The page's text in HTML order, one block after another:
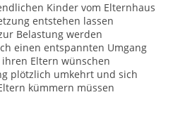
Kinder vom Elternhaus
entstehen lassen
Belastung werden
einen entspannten Umgang
Eltern wünschen
plötzlich umkehrt und sich
kümmern müssen